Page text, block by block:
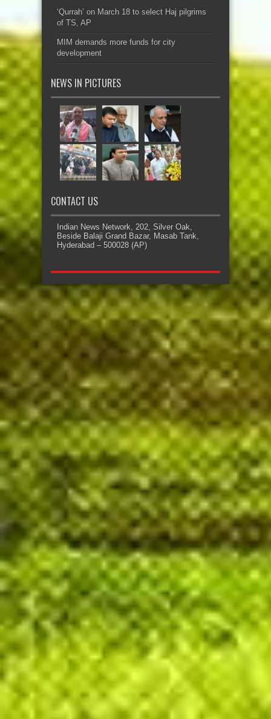
‘Qurrah’ on March 18 to select Haj pilgrims
of TS, AP
MIM demands more funds for city
development
NEWS IN PICTURES
CONTACT US
Indian News Network, 202, Silver Oak,
Beside Balaji Grand Bazar, Masab Tank,
Hyderabad – 500028 (AP)